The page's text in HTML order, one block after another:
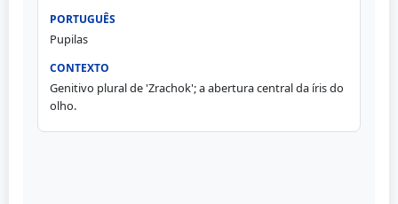
Pupilas
Genitivo plural de 'Zrachok'; a abertura central da íris do
olho.